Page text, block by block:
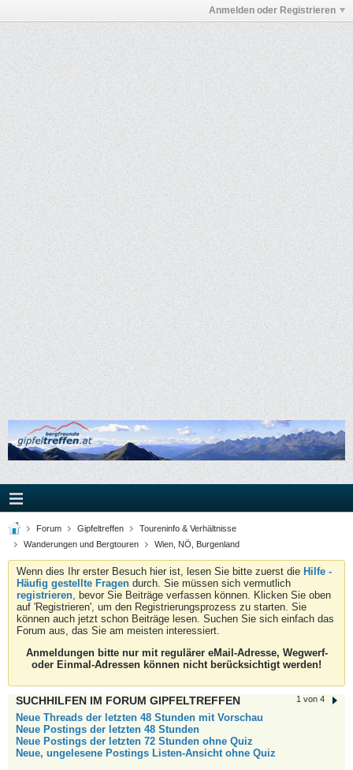
Anmelden oder Registrieren
Forum Gipfeltreffen
Toureninfo & Verhältnisse
Wanderungen und Bergtouren
Wien, NÖ, Burgenland
Wenn dies Ihr erster Besuch hier ist, lesen Sie bitte zuerst die Hilfe -
Häufig gestellte Fragen durch. Sie müssen sich vermutlich
registrieren, bevor Sie Beiträge verfassen können. Klicken Sie oben
auf 'Registrieren', um den Registrierungsprozess zu starten. Sie
können auch jetzt schon Beiträge lesen. Suchen Sie sich einfach das
Forum aus, das Sie am meisten interessiert.
Anmeldungen bitte nur mit regulärer eMail-Adresse, Wegwerf-
oder Einmal-Adressen können nicht berücksichtigt werden!
1 von 4
SUCHHILFEN IM FORUM GIPFELTREFFEN
Neue Threads der letzten 48 Stunden mit Vorschau
Neue Postings der letzten 48 Stunden
Neue Postings der letzten 72 Stunden ohne Quiz
Neue, ungelesene Postings Listen-Ansicht ohne Quiz